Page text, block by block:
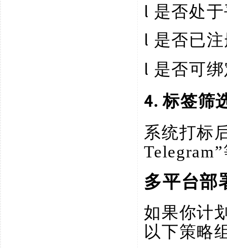
l 是否处
l 是否已
l 是否可
4. 标签筛
系统打标
多平台部
如果你计
以下策略